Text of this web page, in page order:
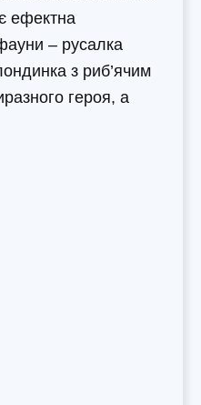
ефектна
– русалка
з риб’ячим
героя, а